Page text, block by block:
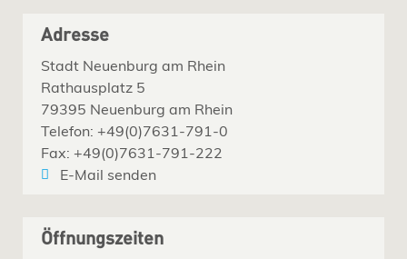
Adresse
Stadt Neuenburg am Rhein
Rathausplatz 5
79395 Neuenburg am Rhein
Telefon: +49(0)7631-791-0
Fax: +49(0)7631-791-222
E-Mail senden
Öffnungszeiten